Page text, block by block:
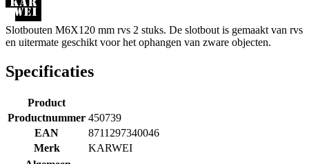
Slotbouten M6X120 mm rvs 2 stuks. De slotbout is gemaakt van rvs
en uitermate geschikt voor het ophangen van zware objecten.
Specificaties
Product
Productnummer 450739
EAN
8711297340046
Merk
KARWEI